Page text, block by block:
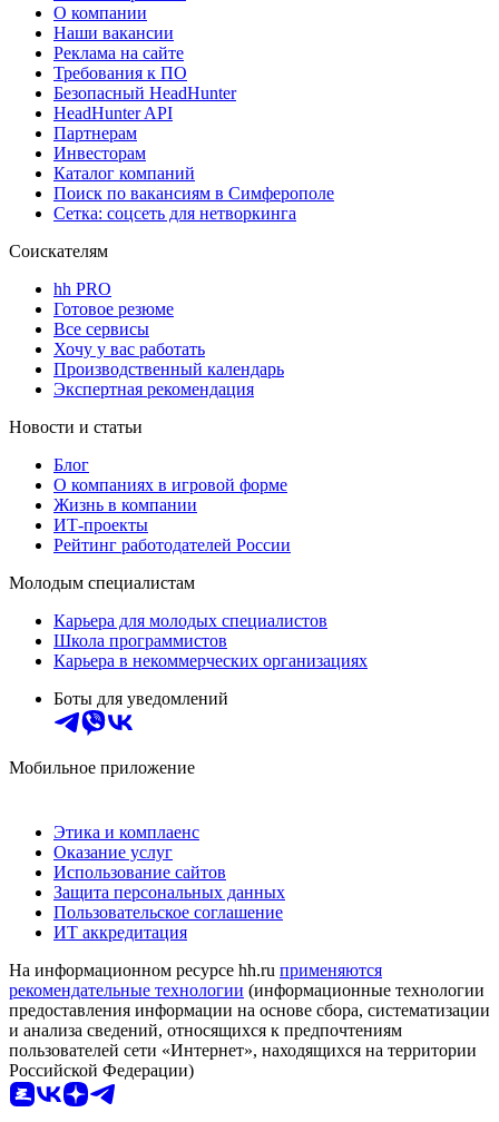
О компании
Наши вакансии
Реклама на сайте
Требования к ПО
Безопасный HeadHunter
HeadHunter API
Партнерам
Инвесторам
Каталог компаний
Поиск по вакансиям в Симферополе
Сетка: соцсеть для нетворкинга
Соискателям
hh PRO
Готовое резюме
Все сервисы
Хочу у вас работать
Производственный календарь
Экспертная рекомендация
Новости и статьи
Блог
О компаниях в игровой форме
Жизнь в компании
ИТ-проекты
Рейтинг работодателей России
Молодым специалистам
Карьера для молодых специалистов
Школа программистов
Карьера в некоммерческих организациях
Боты для уведомлений
Мобильное приложение
Этика и комплаенс
Оказание услуг
Использование сайтов
Защита персональных данных
Пользовательское соглашение
ИТ аккредитация
На информационном ресурсе hh.ru применяются
рекомендательные технологии (информационные технологии
предоставления информации на основе сбора, систематизации
и анализа сведений, относящихся к предпочтениям
пользователей сети «Интернет», находящихся на территории
Российской Федерации)